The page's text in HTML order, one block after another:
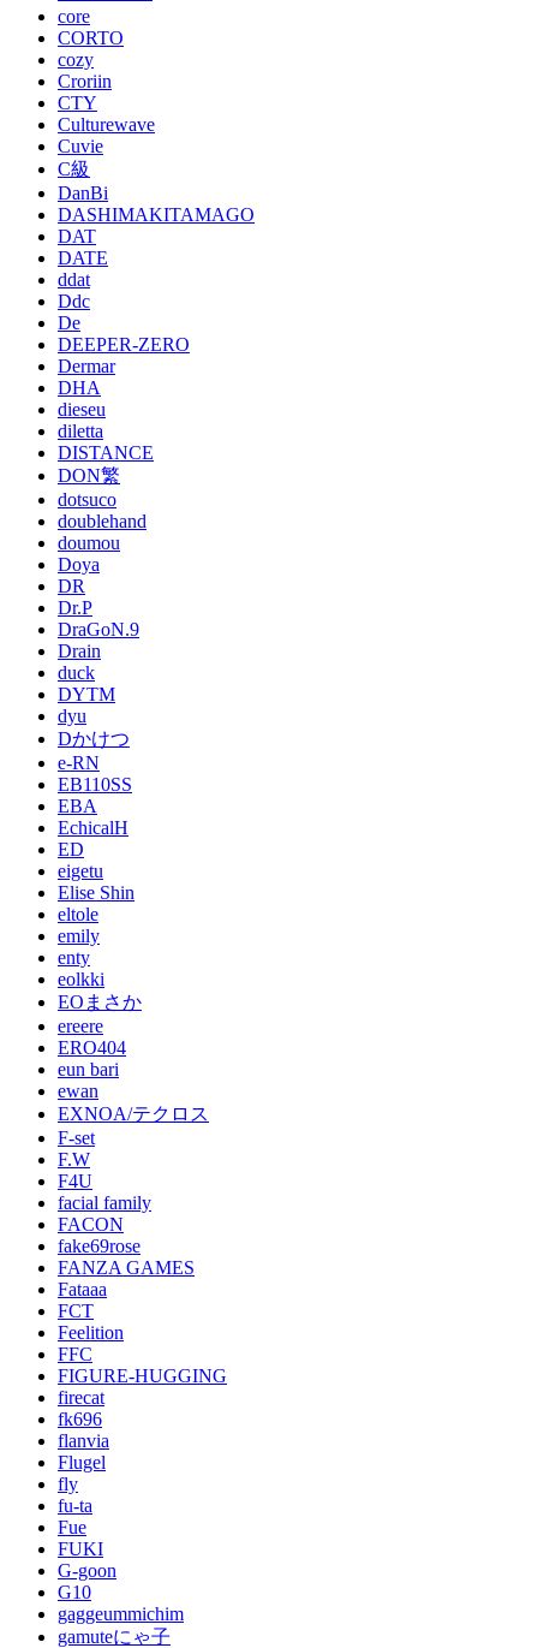
core
CORTO
cozy
Croriin
CTY
Culturewave
Cuvie
C級
DanBi
DASHIMAKITAMAGO
DAT
DATE
ddat
Ddc
De
DEEPER-ZERO
Dermar
DHA
dieseu
diletta
DISTANCE
DON繁
dotsuco
doublehand
doumou
Doya
DR
Dr.P
DraGoN.9
Drain
duck
DYTM
dyu
Dかけつ
e-RN
EB110SS
EBA
EchicalH
ED
eigetu
Elise Shin
eltole
emily
enty
eolkki
EOまさか
ereere
ERO404
eun bari
ewan
EXNOA/テクロス
F-set
F.W
F4U
facial family
FACON
fake69rose
FANZA GAMES
Fataaa
FCT
Feelition
FFC
FIGURE-HUGGING
firecat
fk696
flanvia
Flugel
fly
fu-ta
Fue
FUKI
G-goon
G10
gaggeummichim
gamuteにゃ子